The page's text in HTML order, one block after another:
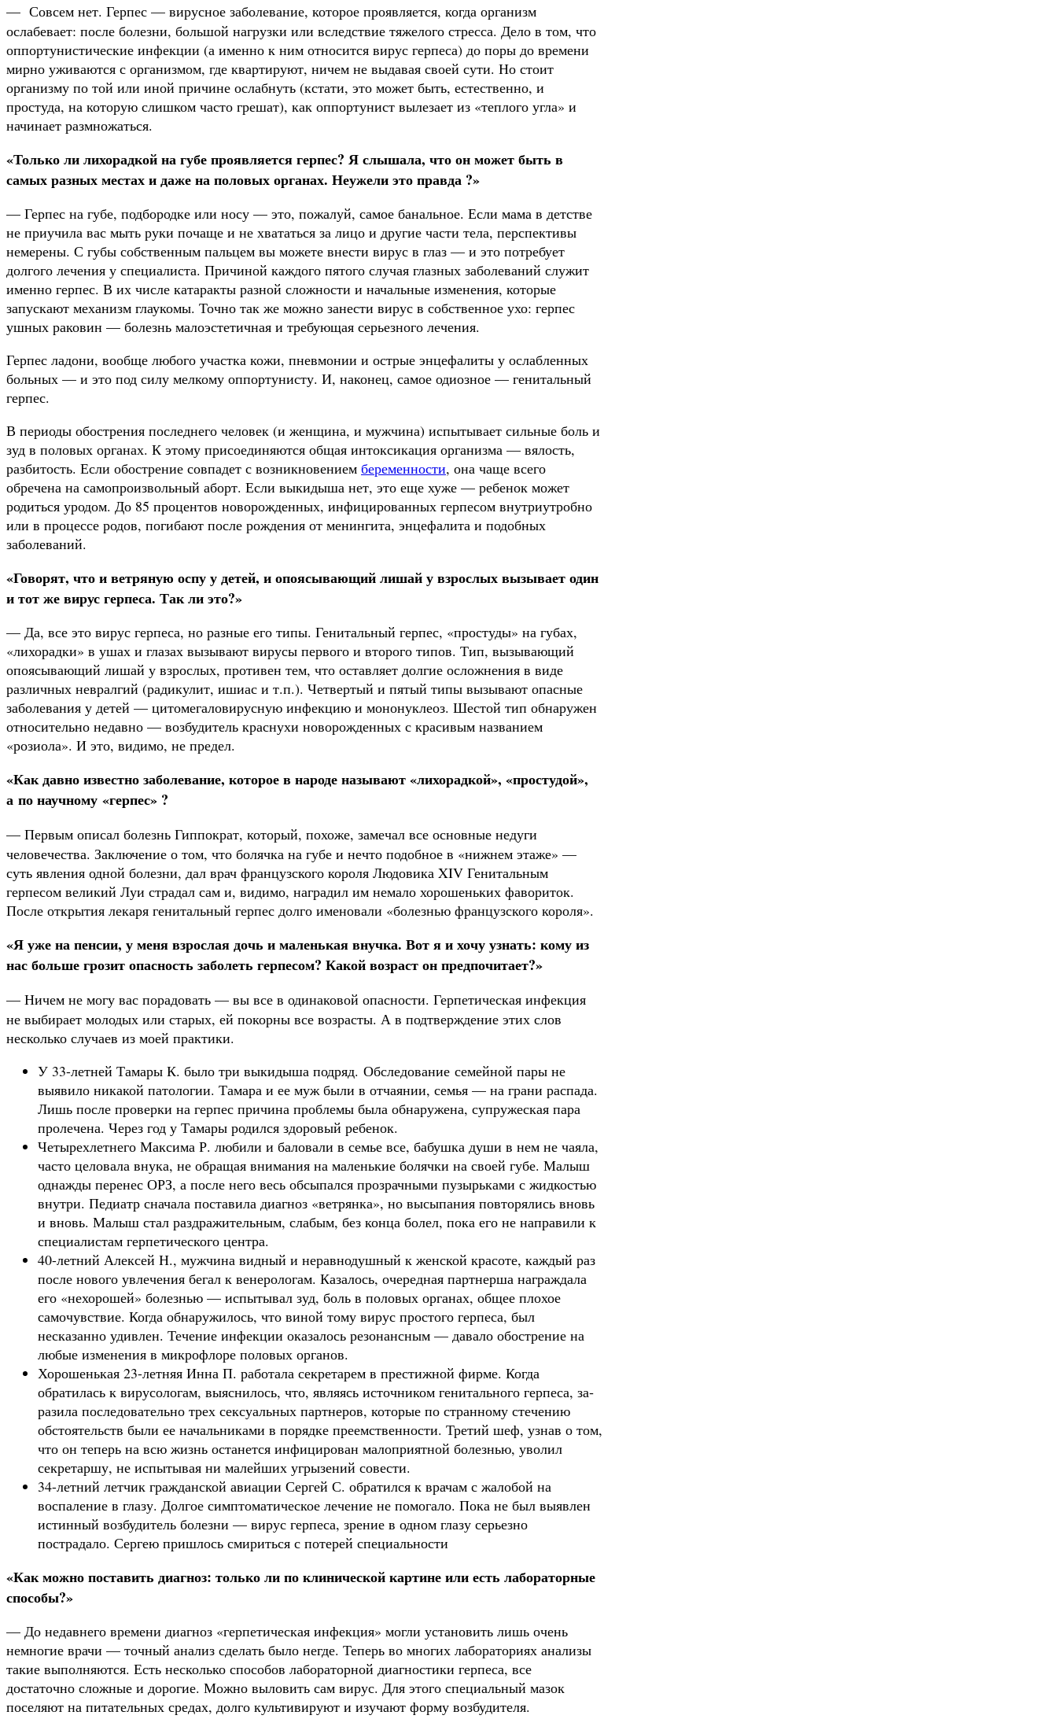
— Совсем нет. Герпес — вирусное заболевание, которое про­является, когда организм
ослабевает: после болезни, боль­шой нагрузки или вследствие тяжелого стресса. Дело в том, что
оппортунистические инфекции (а именно к ним относится вирус герпеса) до поры до времени
мирно уживаются с организмом, где квартируют, ничем не выдавая своей сути. Но стоит
организму по той или иной причине ослабнуть (кстати, это может быть, естественно, и
простуда, на кото­рую слишком часто грешат), как оппортунист вылезает из «теплого угла» и
начинает размножаться.
«Только ли лихорадкой на губе проявляется герпес? Я слы­шала, что он может быть в
самых разных местах и даже на половых органах. Неужели это правда ?»
— Герпес на губе, подбородке или носу — это, пожалуй, са­мое банальное. Если мама в детстве
не приучила вас мыть руки почаще и не хвататься за лицо и другие части тела, пер­спективы
немерены. С губы собственным пальцем вы може­те внести вирус в глаз — и это потребует
долгого лечения у специалиста. Причиной каждого пятого случая глазных за­болеваний служит
именно герпес. В их числе катаракты раз­ной сложности и начальные изменения, которые
запускают механизм глаукомы. Точно так же можно занести вирус в собственное ухо: герпес
ушных раковин — болезнь малоэсте­тичная и требующая серьезного лечения.
Герпес ладони, вообще любого участка кожи, пневмонии и острые энцефалиты у ослабленных
больных — и это под силу мелкому оппортунисту. И, наконец, самое одиозное — генитальный
герпес.
В периоды обострения последнего человек (и женщина, и мужчина) испытывает сильные боль и
зуд в половых орга­нах. К этому присоединяются общая интоксикация организ­ма — вялость,
разбитость. Если обострение совпадет с воз­никновением беременности, она чаще всего
обречена на самопроизвольный аборт. Если выкидыша нет, это еще хуже — ребенок может
родиться уродом. До 85 процентов новорож­денных, инфицированных герпесом внутриутробно
или в процессе родов, погибают после рождения от менингита, энцефалита и подобных
заболеваний.
«Говорят, что и ветряную оспу у детей, и опоясывающий лишай у взрослых вызывает один
и тот же вирус герпеса. Так ли это?»
— Да, все это вирус герпеса, но разные его типы. Гени­тальный герпес, «простуды» на губах,
«лихорадки» в ушах и глазах вызывают вирусы первого и второго типов. Тип, вы­зывающий
опоясывающий лишай у взрослых, противен тем, что оставляет долгие осложнения в виде
различных неврал­гий (радикулит, ишиас и т.п.). Четвертый и пятый типы вы­зывают опасные
заболевания у детей — цитомегаловирусную инфекцию и мононуклеоз. Шестой тип обнаружен
относи­тельно недавно — возбудитель краснухи новорожденных с красивым названием
«розиола». И это, видимо, не предел.
«Как давно известно заболевание, которое в народе назы­вают «лихорадкой», «простудой»,
а по научному «герпес» ?
— Первым описал болезнь Гиппократ, который, похоже, замечал все основные недуги
человечества. Заключение о том, что болячка на губе и нечто подобное в «нижнем этаже» —
суть явления одной болезни, дал врач французского короля Людовика XIV Генитальным
герпесом великий Луи страдал сам и, видимо, наградил им немало хорошеньких фавори­ток.
После открытия лекаря генитальный герпес долго име­новали «болезнью французского короля».
«Яуже на пенсии, у меня взрослая дочь и маленькая внучка. Вот я и хочу узнать: кому из
нас больше грозит опасность заболеть герпесом? Какой возраст он предпочитает?»
— Ничем не могу вас порадовать — вы все в одинаковой опасности. Герпетическая инфекция
не выбирает молодых или старых, ей покорны все возрасты. А в подтверждение этих слов
несколько случаев из моей практики.
У 33-летней Тамары К. было три выкидыша подряд. Обследование семейной пары не
выявило никакой патологии. Тамара и ее муж были в отчаянии, семья — на грани распада.
Лишь после проверки на герпес причина проблемы была обнаружена, супружеская пара
пролечена. Через год у Тамары родился здоровый ребенок.
Четырехлетнего Максима Р. любили и баловали в семье все, бабушка души в нем не чаяла,
часто целовала внука, не обращая внимания на маленькие болячки на своей губе. Малыш
однажды перенес ОРЗ, а после него весь обсыпался прозрачными пузырьками с жидкостью
внутри. Педиатр сначала поставила диагноз «ветрянка», но высыпания по­вторялись вновь
и вновь. Малыш стал раздражительным, слабым, без конца болел, пока его не направили к
специали­стам герпетического центра.
40-летний Алексей Н., мужчина видный и неравнодуш­ный к женской красоте, каждый раз
после нового увлечения бегал к венерологам. Казалось, очередная партнерша награж­дала
его «нехорошей» болезнью — испытывал зуд, боль в половых органах, общее плохое
самочувствие. Когда обнару­жилось, что виной тому вирус простого герпеса, был
несказанно удивлен. Течение инфекции оказалось резонансным — давало обострение на
любые изменения в микрофлоре по­ловых органов.
Хорошенькая 23-летняя Инна П. работала секретарем в престижной фирме. Когда
обратилась к вирусологам, выяс­нилось, что, являясь источником генитального герпеса, за­
разила последовательно трех сексуальных партнеров, кото­рые по странному стечению
обстоятельств были ее началь­никами в порядке преемственности. Третий шеф, узнав о том,
что он теперь на всю жизнь останется инфицирован мало­приятной болезнью, уволил
секретаршу, не испытывая ни малейших угрызений совести.
34-летний летчик гражданской авиации Сергей С. обра­тился к врачам с жалобой на
воспаление в глазу. Долгое симп­томатическое лечение не помогало. Пока не был выявлен
ис­тинный возбудитель болезни — вирус герпеса, зрение в одном глазу серьезно
пострадало. Сергею пришлось смириться с потерей специальности
«Как можно поставить диагноз: только ли по клинической картине или есть лабораторные
способы?»
— До недавнего времени диагноз «герпетическая инфек­ция» могли установить лишь очень
немногие врачи — точный анализ сделать было негде. Теперь во многих лабораториях анализы
такие выполняются. Есть несколько способов ла­бораторной диагностики герпеса, все
достаточно сложные и дорогие. Можно выловить сам вирус. Для этого специаль­ный мазок
поселяют на питательных средах, долго культи­вируют и изучают форму возбудителя.